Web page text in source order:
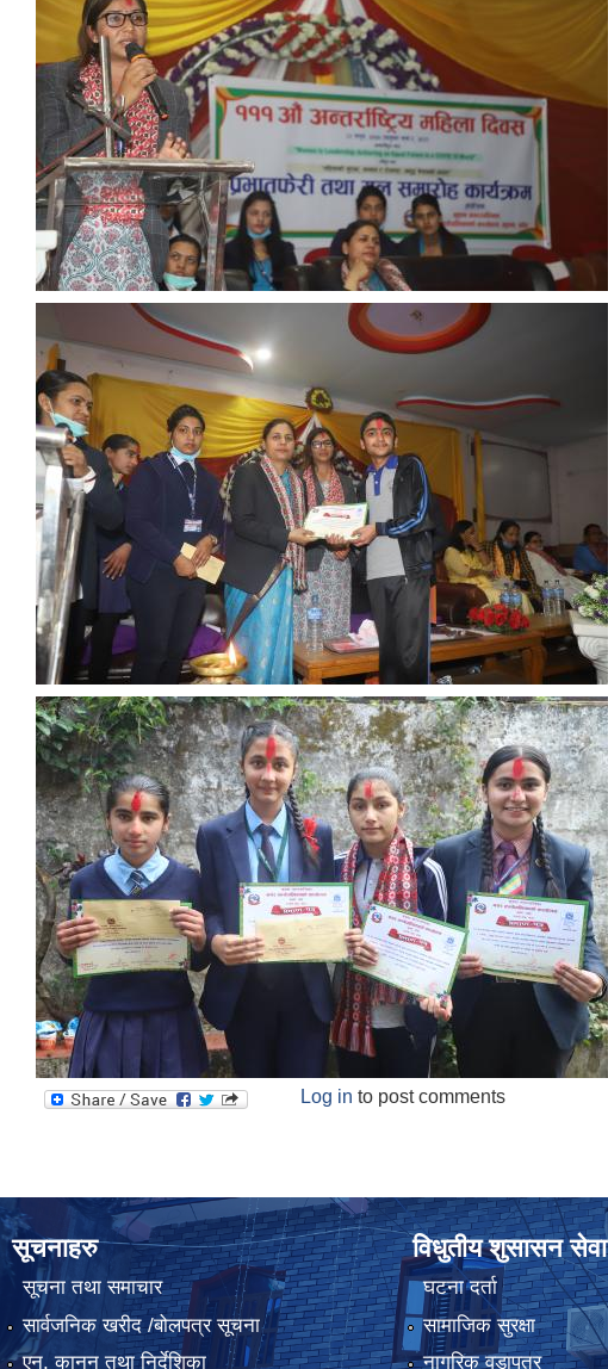
Log in to post comments
सूचनाहरु
सूचना तथा समाचार
सार्वजनिक खरीद /बोलपत्र सूचना
एन, कानुन तथा निर्देशिका
विधुतीय शुसासन सेवा
घटना दर्ता
सामाजिक सुरक्षा
नागरिक वडापत्र